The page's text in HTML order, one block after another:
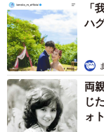
「
ハ
両
じ
ォ